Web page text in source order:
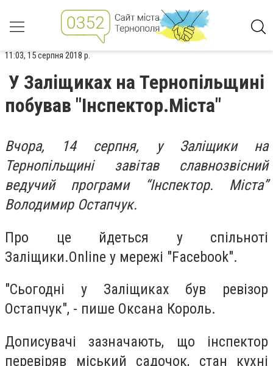
11:03, 15 серпня 2018 р.
У Заліщиках на Тернопільщині
побував "Інспектор.Міста"
Вчора, 14 серпня, у Заліщики на
Тернопільщині завітав славнозвісний
ведучий програми “Інспектор. Міста”
Володимир Остапчук.
Про це йдеться у спільноті
Заліщики.Online у мережі "Facebook".
"Сьогодні у Заліщиках був ревізор
Остапчук", - пише Оксана Король.
Дописувачі зазначають, що інспектор
перевіряв міський садочок, стан кухні